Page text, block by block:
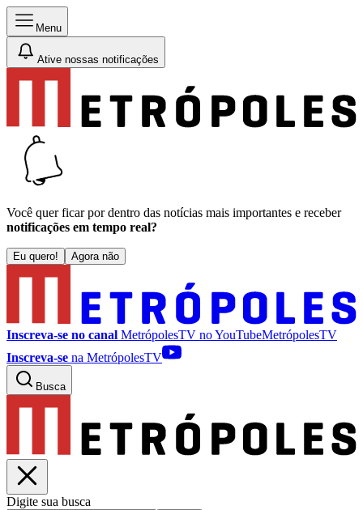
Menu
Ative nossas notificações
Você quer ficar por dentro das notícias mais importantes e receber
notificações em tempo real?
Eu quero! Agora não
Inscreva-se no canal MetrópolesTV noYouTubeMetrópolesTV
Inscreva-se na MetrópolesTV
Busca
Digite sua busca